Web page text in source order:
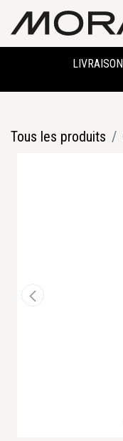
Tous les produits